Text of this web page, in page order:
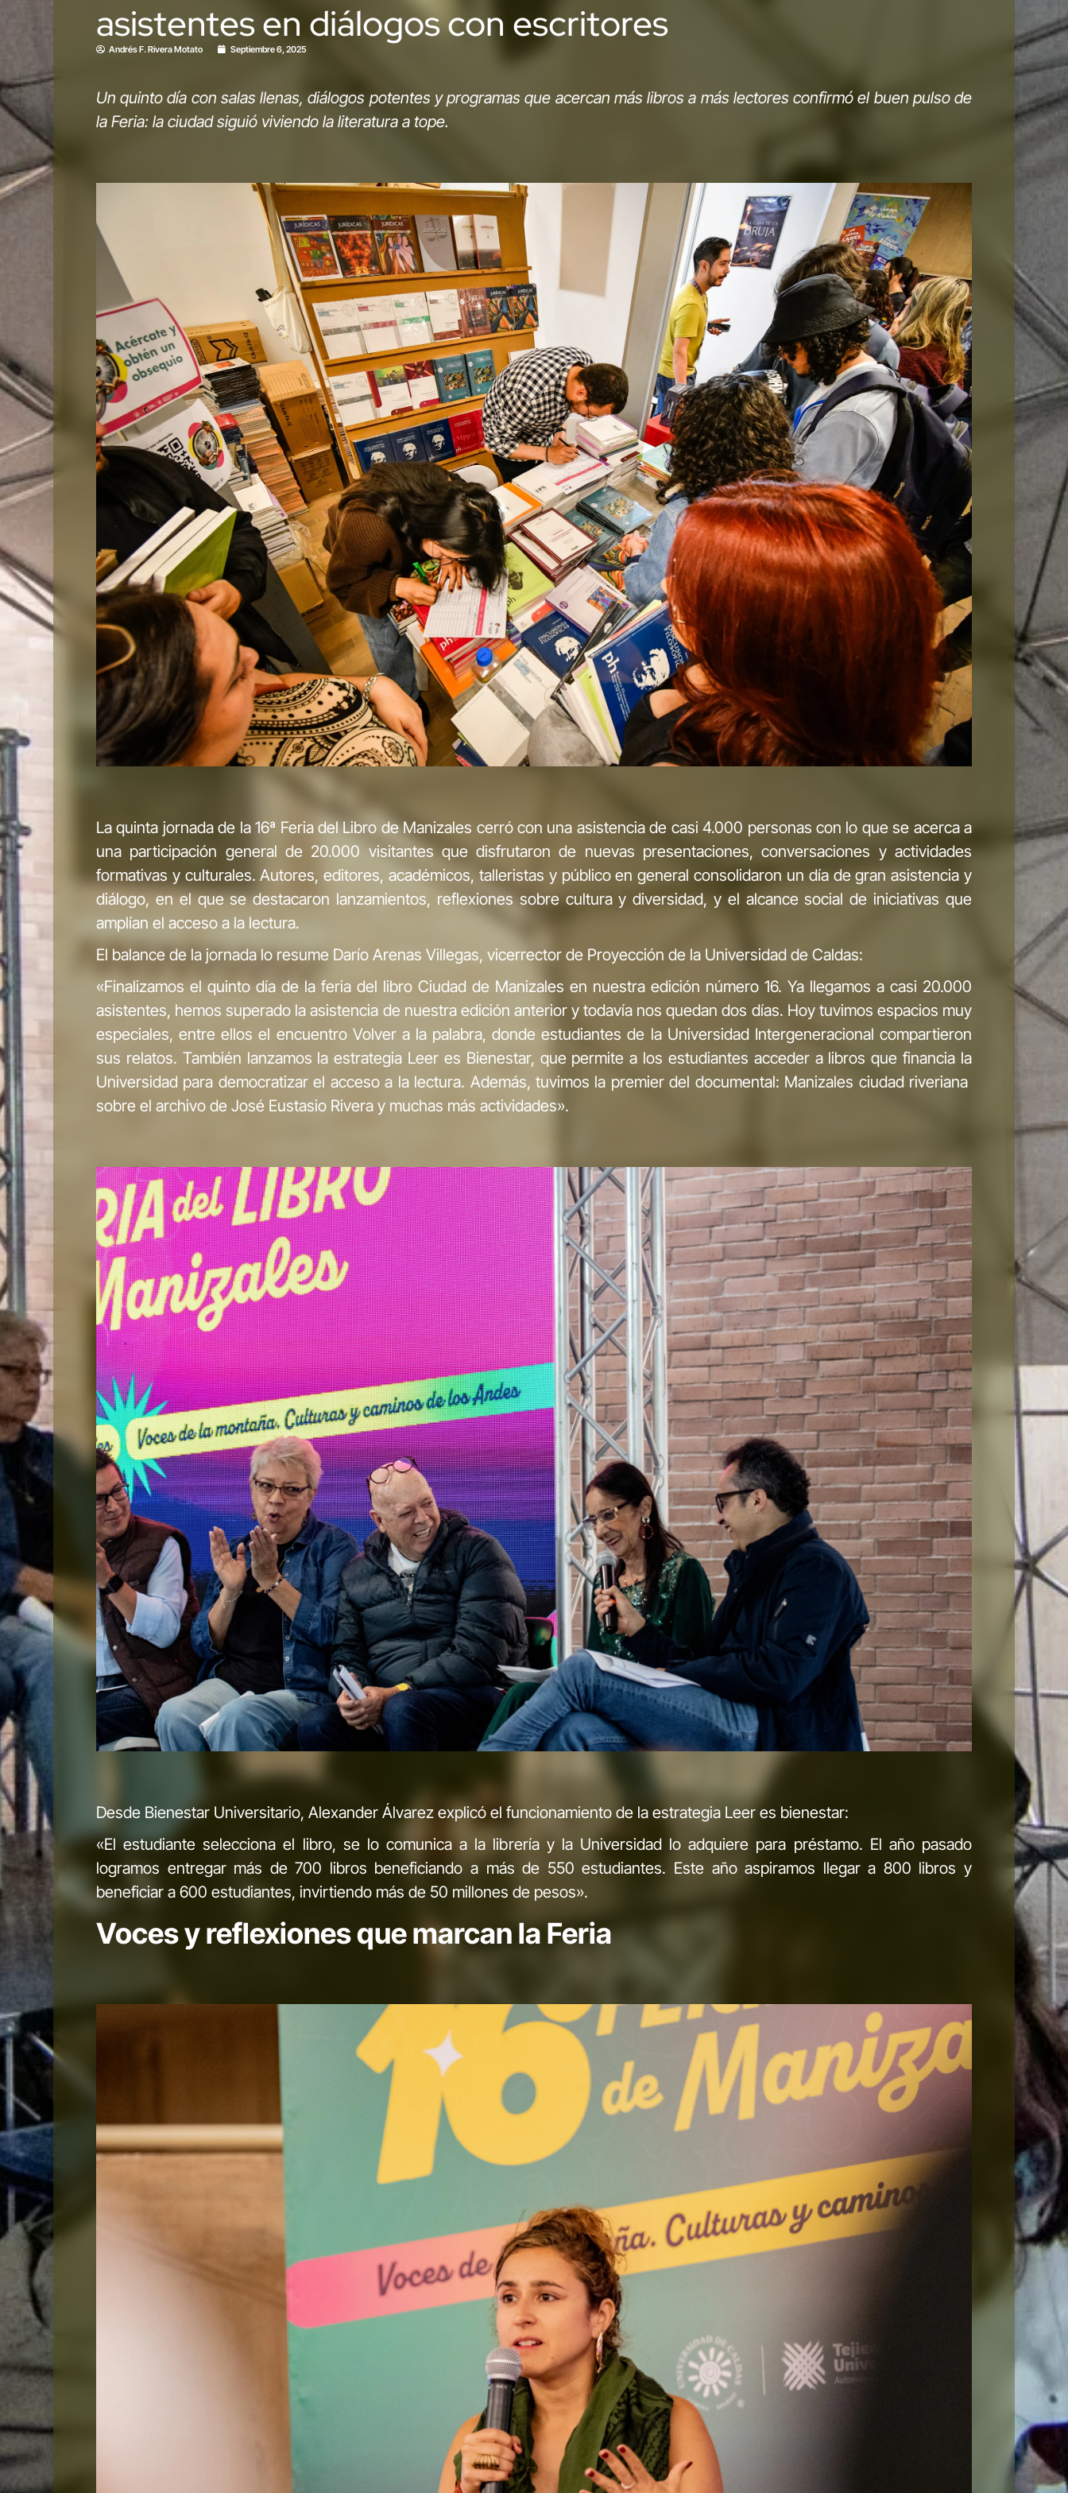
asistentes en diálogos con escritores
Andrés F. Rivera Motato Septiembre 6, 2025
Un quinto día con salas llenas, diálogos potentes y programas que acercan más libros a más lectores confirmó el buen pulso de
la Feria: la ciudad siguió viviendo la literatura a tope.
La quinta jornada de la 16ª Feria del Libro de Manizales cerró con una asistencia de casi 4.000 personas con lo que se acerca a
una participación general de 20.000 visitantes que disfrutaron de nuevas presentaciones, conversaciones y actividades
formativas y culturales. Autores, editores, académicos, talleristas y público en general consolidaron un día de gran asistencia y
diálogo, en el que se destacaron lanzamientos, reflexiones sobre cultura y diversidad, y el alcance social de iniciativas que
amplían el acceso a la lectura.
El balance de la jornada lo resume Darío Arenas Villegas, vicerrector de Proyección de la Universidad de Caldas:
«Finalizamos el quinto día de la feria del libro Ciudad de Manizales en nuestra edición número 16. Ya llegamos a casi 20.000
asistentes, hemos superado la asistencia de nuestra edición anterior y todavía nos quedan dos días. Hoy tuvimos espacios muy
especiales, entre ellos el encuentro Volver a la palabra, donde estudiantes de la Universidad Intergeneracional compartieron
sus relatos. También lanzamos la estrategia Leer es Bienestar, que permite a los estudiantes acceder a libros que financia la
Universidad para democratizar el acceso a la lectura. Además, tuvimos la premier del documental: Manizales ciudad riveriana
sobre el archivo de José Eustasio Rivera y muchas más actividades».
Desde Bienestar Universitario, Alexander Álvarez explicó el funcionamiento de la estrategia Leer es bienestar:
«El estudiante selecciona el libro, se lo comunica a la librería y la Universidad lo adquiere para préstamo. El año pasado
logramos entregar más de 700 libros beneficiando a más de 550 estudiantes. Este año aspiramos llegar a 800 libros y
beneficiar a 600 estudiantes, invirtiendo más de 50 millones de pesos».
Voces y reflexiones que marcan la Feria